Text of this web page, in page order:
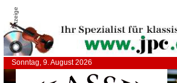
Anzeige
Sonntag, 9. August 2026